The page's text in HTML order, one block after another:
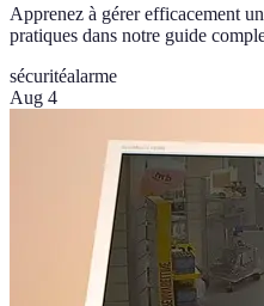
Apprenez à gérer efficacement
pratiques dans notre guide
sécuritéalarme
Aug 4